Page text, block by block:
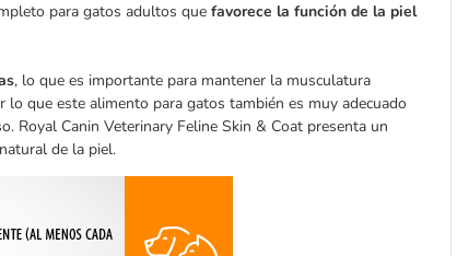
para gatos adultos que favorece la función de la piel
, lo que es importante para mantener la musculatura
que este alimento para gatos también es muy adecuado
Royal Canin Veterinary Feline Skin & Coat presenta un
de la piel.